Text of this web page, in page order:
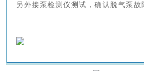
另外接泵检测仪测试，确认脱气泵故